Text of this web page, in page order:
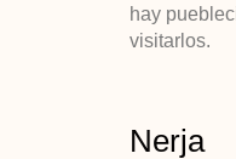
hay
visitarlos.
Nerja